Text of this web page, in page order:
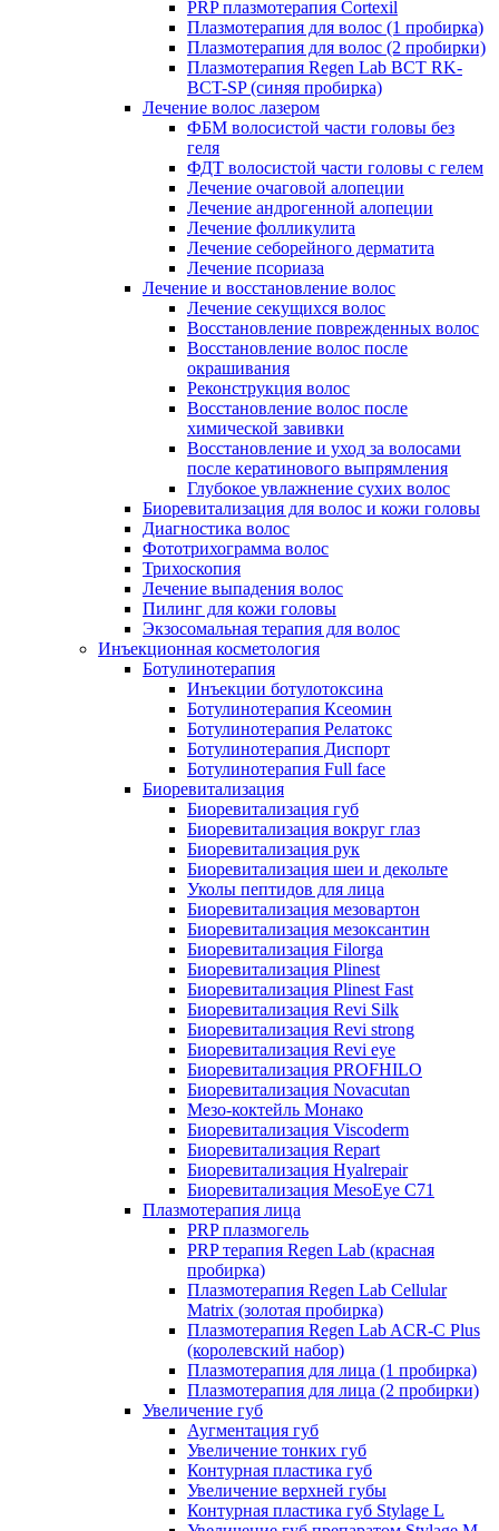
PRP плазмотерапия Cortexil
Плазмотерапия для волос (1 пробирка)
Плазмотерапия для волос (2 пробирки)
Плазмотерапия Regen Lab BCT RK-
BCT-SP (синяя пробирка)
Лечение волос лазером
ФБМ волосистой части головы без
геля
ФДТ волосистой части головы с гелем
Лечение очаговой алопеции
Лечение андрогенной алопеции
Лечение фолликулита
Лечение себорейного дерматита
Лечение псориаза
Лечение и восстановление волос
Лечение секущихся волос
Восстановление поврежденных волос
Восстановление волос после
окрашивания
Реконструкция волос
Восстановление волос после
химической завивки
Восстановление и уход за волосами
после кератинового выпрямления
Глубокое увлажнение сухих волос
Биоревитализация для волос и кожи головы
Диагностика волос
Фототрихограмма волос
Трихоскопия
Лечение выпадения волос
Пилинг для кожи головы
Экзосомальная терапия для волос
Инъекционная косметология
Ботулинотерапия
Инъекции ботулотоксина
Ботулинотерапия Ксеомин
Ботулинотерапия Релатокс
Ботулинотерапия Диспорт
Ботулинотерапия Full face
Биоревитализация
Биоревитализация губ
Биоревитализация вокруг глаз
Биоревитализация рук
Биоревитализация шеи и декольте
Уколы пептидов для лица
Биоревитализация мезовартон
Биоревитализация мезоксантин
Биоревитализация Filorga
Биоревитализация Plinest
Биоревитализация Plinest Fast
Биоревитализация Revi Silk
Биоревитализация Revi strong
Биоревитализация Revi eye
Биоревитализация PROFHILO
Биоревитализация Novacutan
Мезо-коктейль Монако
Биоревитализация Viscoderm
Биоревитализация Repart
Биоревитализация Hyalrepair
Биоревитализация MesoEye C71
Плазмотерапия лица
PRP плазмогель
PRP терапия Regen Lab (красная
пробирка)
Плазмотерапия Regen Lab Cellular
Matrix (золотая пробирка)
Плазмотерапия Regen Lab ACR-C Plus
(королевский набор)
Плазмотерапия для лица (1 пробирка)
Плазмотерапия для лица (2 пробирки)
Увеличение губ
Аугментация губ
Увеличение тонких губ
Контурная пластика губ
Увеличение верхней губы
Контурная пластика губ Stylage L